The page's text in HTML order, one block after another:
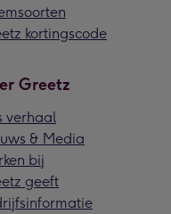
kortingscode
Greetz
verhaal
& Media
bij
geeft